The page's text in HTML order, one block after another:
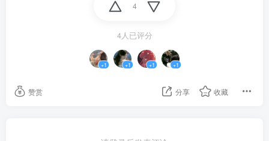
星系上下已经笼罩在绝望之中，但是还有人做着无谓的抵抗。
天：
与星系上下不同，人类联邦处于欢庆之中，庆祝以太相引擎还有一个地球年完工。
4
4人已评分
+1 +1 +1 +1
赞赏 分享 收藏